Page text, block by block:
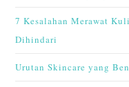
7 Kesalahan Merawat
Dihindari
Urutan Skincare yang